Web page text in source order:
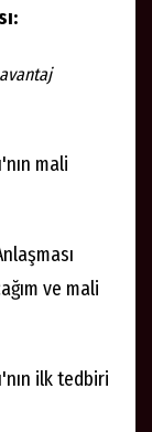
mali
ve mali
ilk tedbiri